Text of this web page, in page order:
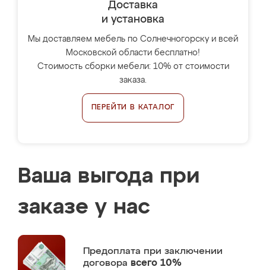
Доставка
и установка
Мы доставляем мебель по Солнечногорску и всей
Московской области бесплатно!
Стоимость сборки мебели: 10% от стоимости
заказа.
ПЕРЕЙТИ В КАТАЛОГ
Ваша выгода при
заказе у нас
Предоплата при заключении
договора всего 10%